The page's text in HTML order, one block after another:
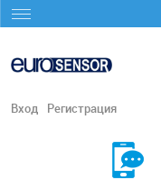
Вход Регистрация